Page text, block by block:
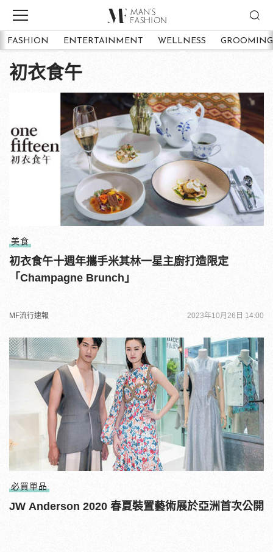
FASHION ENTERTAINMENT WELLNESS GROOMING
初衣食午
美食
初衣食午十週年攜手米其林一星主廚打造限定
「Champagne Brunch」
MF流行速報 2023年10月26日 14:00
必買單品
JW Anderson 2020 春夏裝置藝術展於亞洲首次公開